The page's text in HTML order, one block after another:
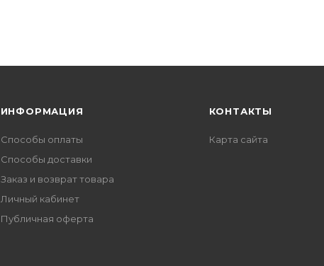
ИНФОРМАЦИЯ
Способы оплаты
Способы доставки
Заказ и возврат товара
Личный кабинет
Публичная оферта
КОНТАКТЫ
Карта сайта